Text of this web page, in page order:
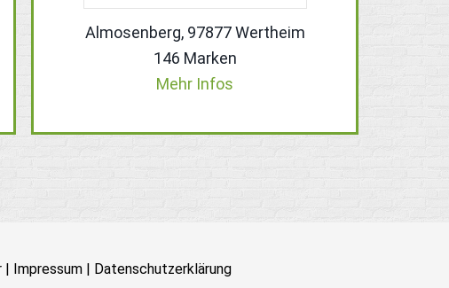
Almosenberg, 97877 Wertheim
146 Marken
Mehr Infos
| Impressum| Datenschutzerklärung